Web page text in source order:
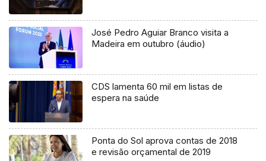
José Pedro Aguiar Branco visita a
Madeira em outubro (áudio)
CDS lamenta 60 mil em listas de
espera na saúde
Ponta do Sol aprova contas de 2018
e revisão orçamental de 2019